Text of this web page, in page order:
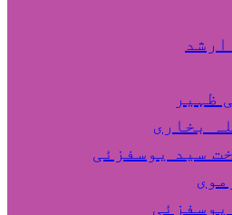
ظہیر
بخاری
سید یوسفزئی